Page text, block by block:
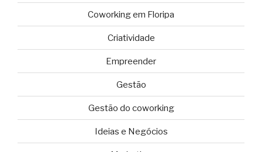
Coworking em Floripa
Criatividade
Empreender
Gestão
Gestão do coworking
Ideias e Negócios